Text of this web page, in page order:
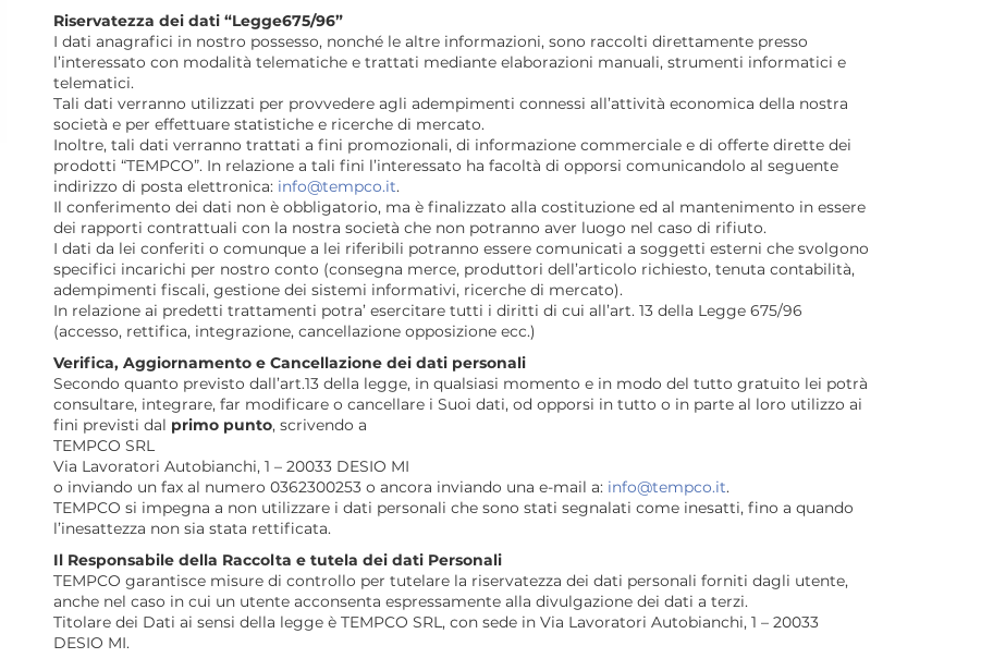
Riservatezza dei dati “Legge675/96”
I dati anagrafici in nostro possesso, nonché le altre informazioni, sono raccolti direttamente presso
l’interessato con modalità telematiche e trattati mediante elaborazioni manuali, strumenti informatici e
telematici.
Tali dati verranno utilizzati per provvedere agli adempimenti connessi all’attività economica della nostra
società e per effettuare statistiche e ricerche di mercato.
Inoltre, tali dati verranno trattati a fini promozionali, di informazione commerciale e di offerte dirette dei
prodotti “TEMPCO”. In relazione a tali fini l’interessato ha facoltà di opporsi comunicandolo al seguente
indirizzo di posta elettronica: info@tempco.it.
Il conferimento dei dati non è obbligatorio, ma è finalizzato alla costituzione ed al mantenimento in essere
dei rapporti contrattuali con la nostra società che non potranno aver luogo nel caso di rifiuto.
I dati da lei conferiti o comunque a lei riferibili potranno essere comunicati a soggetti esterni che svolgono
specifici incarichi per nostro conto (consegna merce, produttori dell’articolo richiesto, tenuta contabilità,
adempimenti fiscali, gestione dei sistemi informativi, ricerche di mercato).
In relazione ai predetti trattamenti potra’ esercitare tutti i diritti di cui all’art. 13 della Legge 675/96
(accesso, rettifica, integrazione, cancellazione opposizione ecc.)
Verifica, Aggiornamento e Cancellazione dei dati personali
Secondo quanto previsto dall’art.13 della legge, in qualsiasi momento e in modo del tutto gratuito lei potrà
consultare, integrare, far modificare o cancellare i Suoi dati, od opporsi in tutto o in parte al loro utilizzo ai
fini previsti dal primo punto, scrivendo a
TEMPCO SRL
Via Lavoratori Autobianchi, 1 – 20033 DESIO MI
o inviando un fax al numero 0362300253 o ancora inviando una e-mail a: info@tempco.it.
TEMPCO si impegna a non utilizzare i dati personali che sono stati segnalati come inesatti, fino a quando
l’inesattezza non sia stata rettificata.
Il Responsabile della Raccolta e tutela dei dati Personali
TEMPCO garantisce misure di controllo per tutelare la riservatezza dei dati personali forniti dagli utente,
anche nel caso in cui un utente acconsenta espressamente alla divulgazione dei dati a terzi.
Titolare dei Dati ai sensi della legge è TEMPCO SRL, con sede in Via Lavoratori Autobianchi, 1 – 20033
DESIO MI.